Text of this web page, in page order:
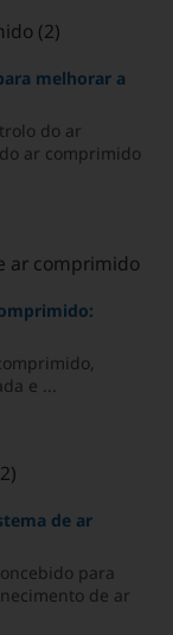
de ar comprimido
melhorar a
do ar
ar comprimido
melhorar a
e ...
Tubagem
de ar
para
de ar